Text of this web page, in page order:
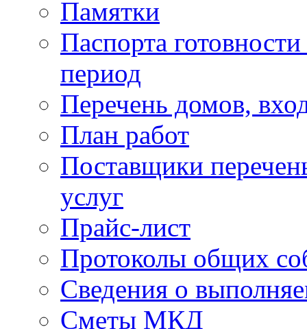
Памятки
Паспорта
период
Перечень домов,
План работ
Поставщики
услуг
Прайс-лист
Протоколы общих
Сведения о
Сметы МКД